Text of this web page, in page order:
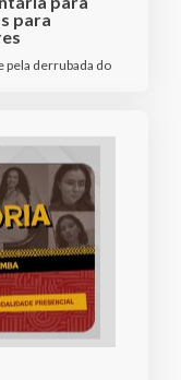
para
pela derrubada do